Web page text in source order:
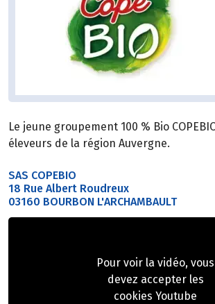
Le jeune groupement 100 % Bio
éleveurs de la région Auvergne.
SAS COPEBIO
18 Rue Albert Roudreux
03160 BOURBON L'ARCHAMBAULT
Pour voir la vidéo, vous
devez accepter les
cookies Youtube